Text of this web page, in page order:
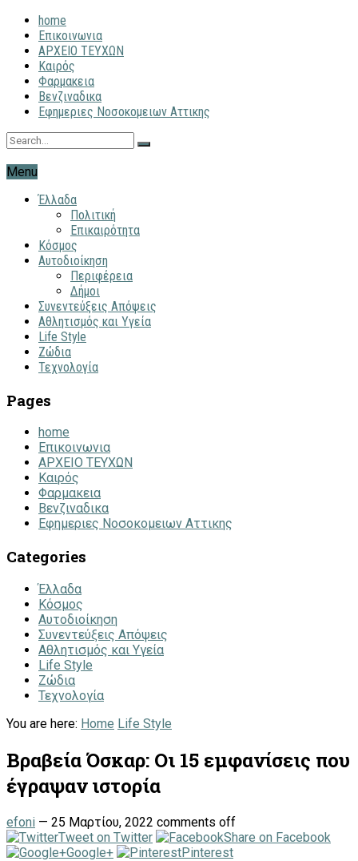
home
Επικοινωνια
ΑΡΧΕΙΟ ΤΕΥΧΩΝ
Καιρός
Φαρμακεια
Βενζιναδικα
Εφημεριες Νοσοκομειων Αττικης
Menu
Έλλαδα
Πολιτική
Επικαιρότητα
Κόσμος
Αυτοδιοίκηση
Περιφέρεια
Δήμοι
Συνεντεύξεις Απόψεις
Αθλητισμός και Υγεία
Life Style
Ζώδια
Τεχνολογία
Pages
home
Επικοινωνια
ΑΡΧΕΙΟ ΤΕΥΧΩΝ
Καιρός
Φαρμακεια
Βενζιναδικα
Εφημεριες Νοσοκομειων Αττικης
Categories
Έλλαδα
Κόσμος
Αυτοδιοίκηση
Συνεντεύξεις Απόψεις
Αθλητισμός και Υγεία
Life Style
Ζώδια
Τεχνολογία
You are here: Home Life Style
Βραβεία Όσκαρ: Οι 15 εμφανίσεις που
έγραψαν ιστορία
efoni — 25 Μαρτίου, 2022 comments off
Tweet on Twitter
Share on Facebook
Google+
Pinterest